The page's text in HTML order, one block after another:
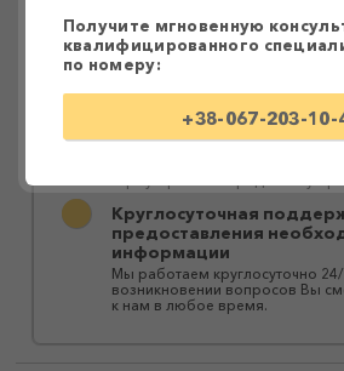
автобус или за персональной
Перевозки
комфортабельными
надежные услуги перевозки
Круглосуточная
предоставления
информации
Мы работаем круглосуточно
возникновении вопросов Вы
к нам в любое время.
Получите мгновенную
квалифицированного
по номеру:
+38-067-203-10-